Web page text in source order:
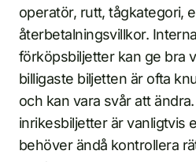
operatör, rutt, tågkategori,
återbetalningsvillkor.
förköpsbiljetter kan ge bra
billigaste biljetten är ofta
och kan vara svår att
inrikesbiljetter är vanligtvis
behöver ändå kontrollera